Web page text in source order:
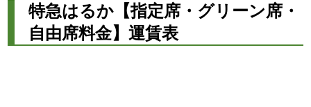
特急はるか【指定席・グリーン席・
自由席料金】運賃表